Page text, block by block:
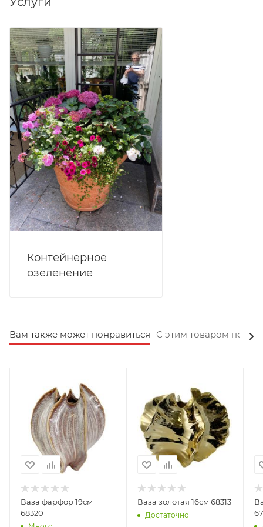
Контейнерное
озеленение
Вам также может понравиться С этим товаром
Ваза фарфор 19см
68320
Ваза золотая 16см 68313
Достаточно